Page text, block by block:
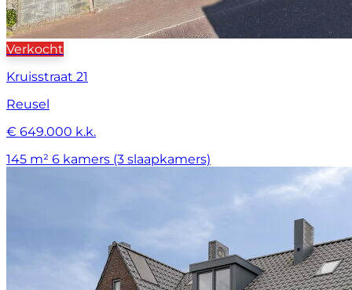
Verkocht
Kruisstraat 21
Reusel
€ 649.000 k.k.
145 m² 6 kamers (3 slaapkamers)